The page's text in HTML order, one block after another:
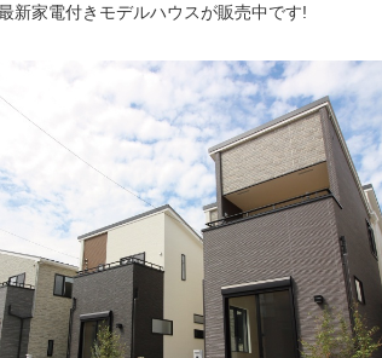
新家電付きモデルハウスが販売中です!